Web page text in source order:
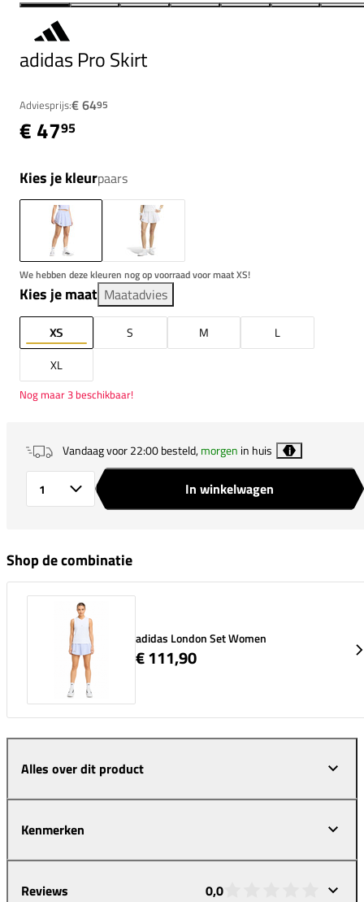
adidas Pro Skirt
Adviesprijs:€ 6495
€ 4795
Kies je kleurpaars
We hebben deze kleuren nog op voorraad voor maat XS!
Kies je maat Maatadvies
XS S M
L
XL
Nog maar 3 beschikbaar!
Vandaag voor 22:00 besteld,morgen in huis i
In winkelwagen
Shop de combinatie
adidas London Set Women
€ 111,90
Alles over dit product
Kenmerken
Reviews 0,0